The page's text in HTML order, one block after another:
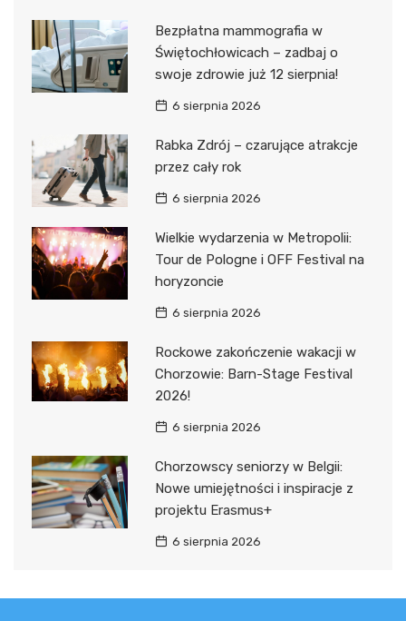
Bezpłatna mammografia w
Świętochłowicach – zadbaj o
swoje zdrowie już 12 sierpnia!
6 sierpnia 2026
Rabka Zdrój – czarujące atrakcje
przez cały rok
6 sierpnia 2026
Wielkie wydarzenia w Metropolii:
Tour de Pologne i OFF Festival na
horyzoncie
6 sierpnia 2026
Rockowe zakończenie wakacji w
Chorzowie: Barn-Stage Festival
2026!
6 sierpnia 2026
Chorzowscy seniorzy w Belgii:
Nowe umiejętności i inspiracje z
projektu Erasmus+
6 sierpnia 2026